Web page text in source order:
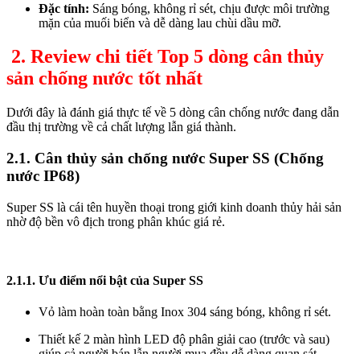
Đặc tính: Sáng bóng, không rỉ sét, chịu được môi trường
mặn của muối biển và dễ dàng lau chùi dầu mỡ.
2. Review chi tiết Top 5 dòng cân thủy
sản chống nước tốt nhất
Dưới đây là đánh giá thực tế về 5 dòng cân chống nước đang dẫn
đầu thị trường về cả chất lượng lẫn giá thành.
2.1. Cân thủy sản chống nước Super SS (Chống
nước IP68)
Super SS là cái tên huyền thoại trong giới kinh doanh thủy hải sản
nhờ độ bền vô địch trong phân khúc giá rẻ.
2.1.1. Ưu điểm nổi bật của Super SS
Vỏ làm hoàn toàn bằng Inox 304 sáng bóng, không rỉ sét.
Thiết kế 2 màn hình LED độ phân giải cao (trước và sau)